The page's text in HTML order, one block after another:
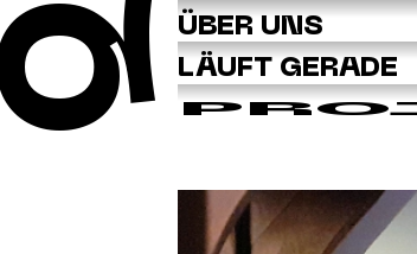
ÜBER UNS
LÄUFT GERADE